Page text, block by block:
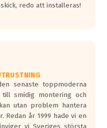
redo att installeras!
senaste toppmoderna
smidig montering och
utan problem hantera
Redan år 1999 hade vi en
vi Sveriges största